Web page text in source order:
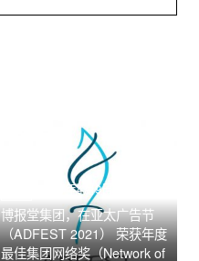
2021年4月9日
博报堂集团，在亚太广告节
（ADFEST 2021） 荣获年度
最佳集团网络奖（Network of